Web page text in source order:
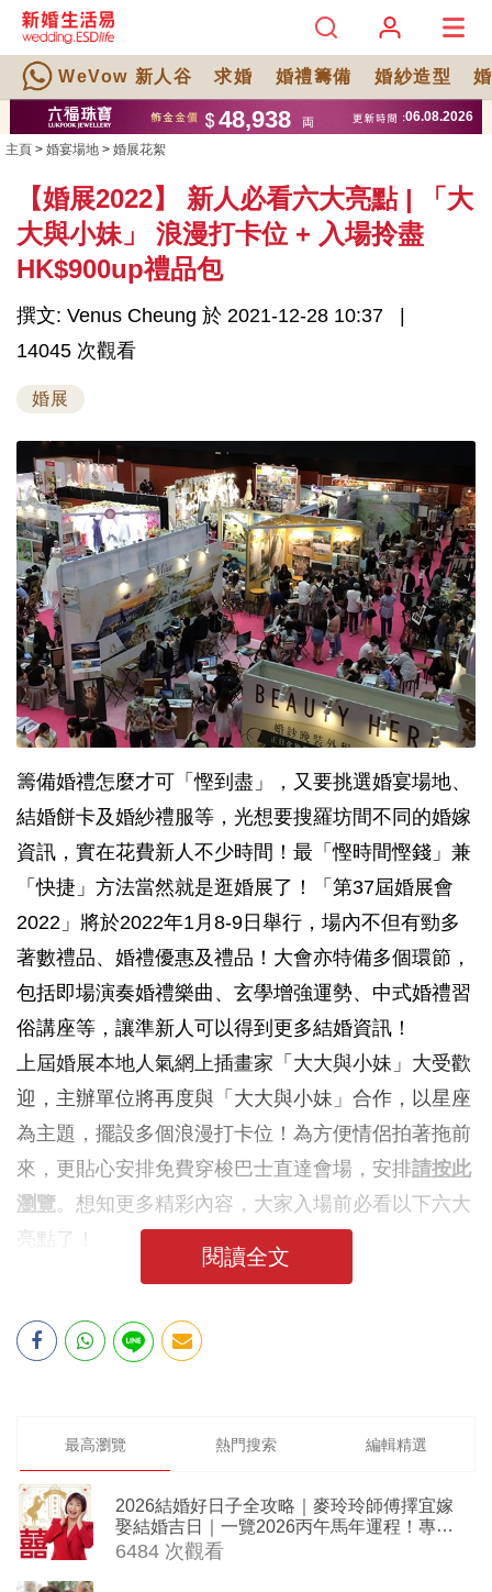
WeVow 新人谷 求婚 婚禮籌備 婚紗造型
主頁 > 婚宴場地 > 婚展花絮
【婚展2022】 新人必看六大亮點 | 「大
大與小妹」 浪漫打卡位 + 入場拎盡
HK$900up禮品包
撰文: Venus Cheung 於 2021-12-28 10:37
14045 次觀看
婚展
籌備婚禮怎麼才可「慳到盡」，又要挑選婚宴場地、
結婚餅卡及婚紗禮服等，光想要搜羅坊間不同的婚嫁
資訊，實在花費新人不少時間！最「慳時間慳錢」兼
「快捷」方法當然就是逛婚展了！「第37屆婚展會
2022」將於2022年1月8-9日舉行，場內不但有勁多
著數禮品、婚禮優惠及禮品！大會亦特備多個環節，
包括即場演奏婚禮樂曲、玄學增強運勢、中式婚禮習
俗講座等，讓準新人可以得到更多結婚資訊！
上屆婚展本地人氣網上插畫家「大大與小妹」大受歡
迎，主辦單位將再度與「大大與小妹」合作，以星座
為主題，擺設多個浪漫打卡位！為方便情侶拍著拖前
來，更貼心安排免費穿梭巴士直達會場，安排請按此
瀏覽。想知更多精彩內容，大家入場前必看以下六大
亮點了！
閱讀全文
最高瀏覽 熱門搜索 編輯精選
2026結婚好日子全攻略｜麥玲玲師傅擇宜嫁
娶結婚吉日｜一覽2026丙午馬年運程！專業
擇日結婚+避開沖煞生肖指南
6484 次觀看